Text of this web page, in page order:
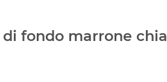
fondo marrone